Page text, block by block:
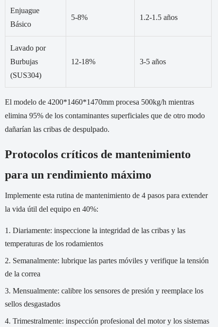
Enjuague
Básico
5-8% 1.2-1.5 años
Lavado por
Burbujas
(SUS304)
12-18% 3-5 años
El modelo de 4200*1460*1470mm procesa 500kg/h mientras
elimina 95% de los contaminantes superficiales que de otro modo
dañarían las cribas de despulpado.
Protocolos críticos de mantenimiento
para un rendimiento máximo
Implemente esta rutina de mantenimiento de 4 pasos para extender
la vida útil del equipo en 40%:
Diariamente: inspeccione la integridad de las cribas y las
temperaturas de los rodamientos
Semanalmente: lubrique las partes móviles y verifique la tensión
de la correa
Mensualmente: calibre los sensores de presión y reemplace los
sellos desgastados
Trimestralmente: inspección profesional del motor y los sistemas